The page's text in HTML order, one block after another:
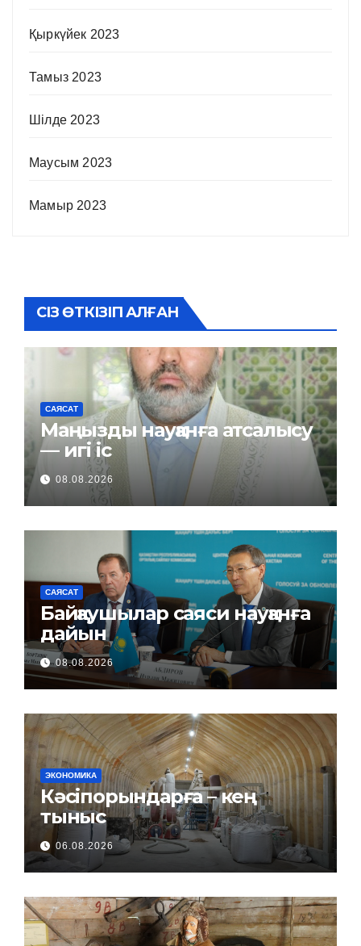
Қыркүйек 2023
Тамыз 2023
Шілде 2023
Маусым 2023
Мамыр 2023
СІЗ ӨТКІЗІП АЛҒАН
САЯСАТ
Маңызды науқанға атсалысу
— игі іс
08.08.2026
САЯСАТ
Байқаушылар саяси науқанға
дайын
08.08.2026
ЭКОНОМИКА
Кәсіпорындарға – кең
тыныс
06.08.2026